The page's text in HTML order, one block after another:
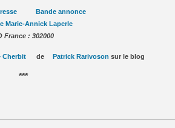
Bande annonce
Marie-Annick Laperle
France : 302000
Cherbitde Patrick Rarivoson sur le blog
***